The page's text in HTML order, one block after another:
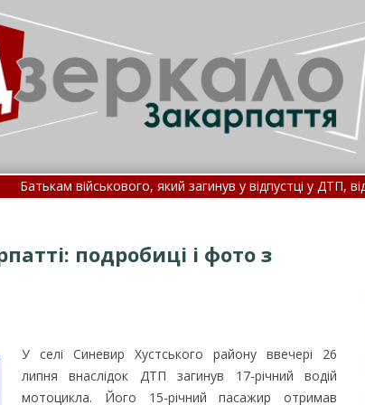
військового, який загинув у відпустці у ДТП, відмовили у
з Угорщини віднесло течією на Закарпаття, його товариш
подробиці і фото з
У селі Синевир Хустського району ввечері 26
липня внаслідок ДТП загинув 17-річний водій
мотоцикла. Його 15-річний пасажир отримав